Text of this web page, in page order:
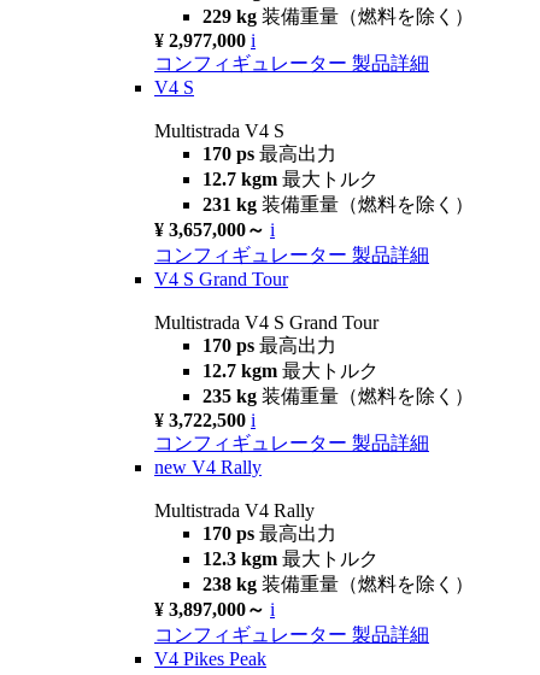
229 kg 装備重量（燃料を除く）
¥ 2,977,000 i
コンフィギュレーター 製品詳細
V4 S
Multistrada V4 S
170 ps 最高出力
12.7 kgm 最大トルク
231 kg 装備重量（燃料を除く）
¥ 3,657,000～ i
コンフィギュレーター 製品詳細
V4 S Grand Tour
Multistrada V4 S Grand Tour
170 ps 最高出力
12.7 kgm 最大トルク
235 kg 装備重量（燃料を除く）
¥ 3,722,500 i
コンフィギュレーター 製品詳細
new V4 Rally
Multistrada V4 Rally
170 ps 最高出力
12.3 kgm 最大トルク
238 kg 装備重量（燃料を除く）
¥ 3,897,000～ i
コンフィギュレーター 製品詳細
V4 Pikes Peak